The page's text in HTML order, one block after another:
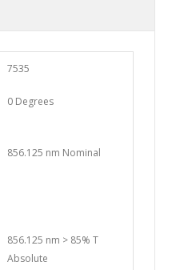
7535
0 Degrees
856.125 nm Nominal
856.125 nm > 85% T
Absolute